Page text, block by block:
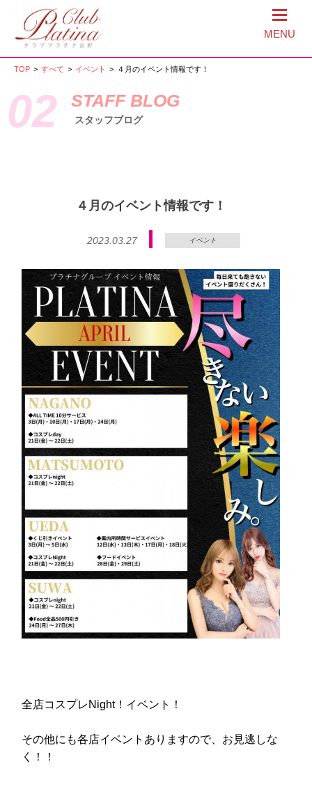
MENU
TOP > すべて > イベント > ４月のイベント情報です！
02 STAFF BLOG
スタッフブログ
４月のイベント情報です！
2023.03.27 イベント
全店コスプレNight！イベント！
その他にも各店イベントありますので、お見逃しな
く！！